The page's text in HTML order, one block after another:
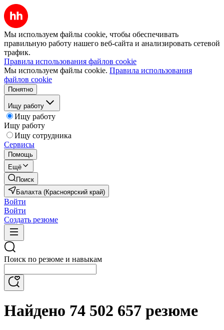
Мы используем файлы cookie, чтобы обеспечивать
правильную работу нашего веб-сайта и анализировать сетевой
трафик.
Правила использования файлов cookie
Мы используем файлы cookie. Правила использования
файлов cookie
Понятно
Ищу работу
Ищу работу
Ищу работу
Ищу сотрудника
Сервисы
Помощь
Ещё
Поиск
Балахта (Красноярский край)
Войти
Войти
Создать резюме
Поиск по резюме и навыкам
Найдено 74 502 657 резюме